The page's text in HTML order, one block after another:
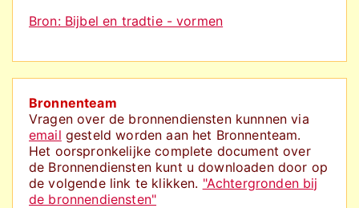
Bron: Bijbel en tradtie - vormen
Bronnenteam
Vragen over de bronnendiensten kunnnen via
email gesteld worden aan het Bronnenteam.
Het oorspronkelijke complete document over
de Bronnendiensten kunt u downloaden door op
de volgende link te klikken. "Achtergronden bij
de bronnendiensten"